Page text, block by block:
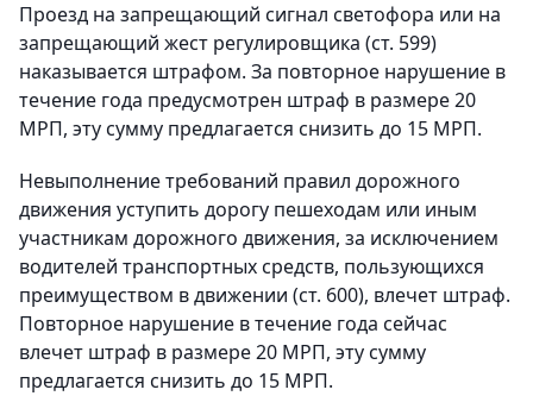
Проезд на запрещающий сигнал светофора или на
запрещающий жест регулировщика (ст. 599)
наказывается штрафом. За повторное нарушение в
течение года предусмотрен штраф в размере 20
МРП, эту сумму предлагается снизить до 15 МРП.
Невыполнение требований правил дорожного
движения уступить дорогу пешеходам или иным
участникам дорожного движения, за исключением
водителей транспортных средств, пользующихся
преимуществом в движении (ст. 600), влечет штраф.
Повторное нарушение в течение года сейчас
влечет штраф в размере 20 МРП, эту сумму
предлагается снизить до 15 МРП.